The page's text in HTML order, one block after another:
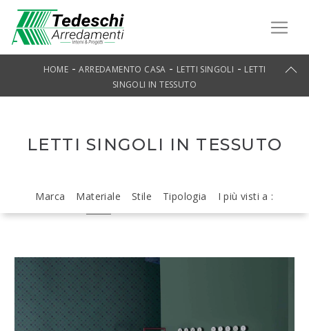
HOME -ARREDAMENTO CASA - LETTI SINGOLI - LETTI
SINGOLI IN TESSUTO
LETTI SINGOLI IN TESSUTO
Marca Materiale Stile Tipologia I più visti a :